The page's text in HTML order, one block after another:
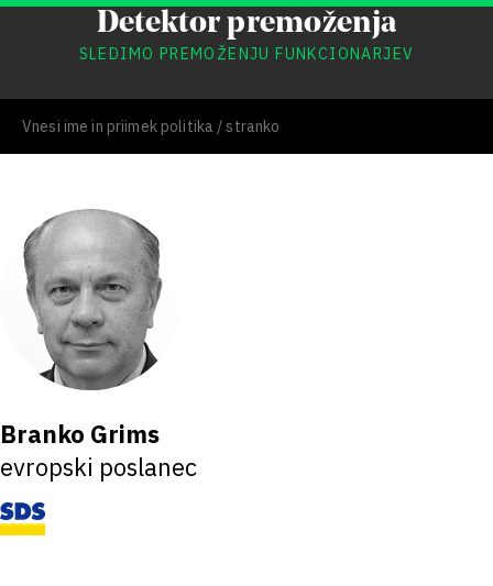
Detektor premoženja
SLEDIMO PREMOŽENJU FUNKCIONARJEV
Branko Grims
evropski poslanec